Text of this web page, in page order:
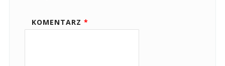
KOMENTARZ *